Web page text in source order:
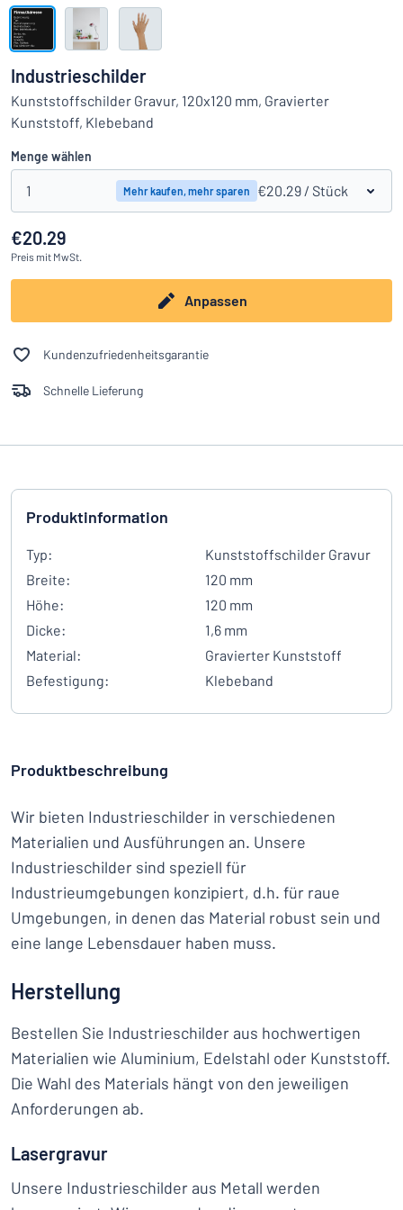
Das Gesuchte nicht gefunden? Schild hier entwerfen
Alle Kategorien anzeigen
Einloggen
Industrieschilder
Kunststoffschilder Gravur, 120x120 mm, Gravierter
Kunststoff, Klebeband
Menge wählen
1 Mehr kaufen, mehr sparen €20.29 / Stück
€20.29
Preis mit MwSt.
Anpassen
Kundenzufriedenheitsgarantie
Schnelle Lieferung
Produktinformation
Typ:
Kunststoffschilder Gravur
Breite:
120 mm
Höhe:
120 mm
Dicke:
1,6 mm
Material:
Gravierter Kunststoff
Befestigung:
Klebeband
Produktbeschreibung
Wir bieten Industrieschilder in verschiedenen
Materialien und Ausführungen an. Unsere
Industrieschilder sind speziell für
Industrieumgebungen konzipiert, d.h. für raue
Umgebungen, in denen das Material robust sein und
eine lange Lebensdauer haben muss.
Herstellung
Bestellen Sie Industrieschilder aus hochwertigen
Materialien wie Aluminium, Edelstahl oder Kunststoff.
Die Wahl des Materials hängt von den jeweiligen
Anforderungen ab.
Lasergravur
Unsere Industrieschilder aus Metall werden